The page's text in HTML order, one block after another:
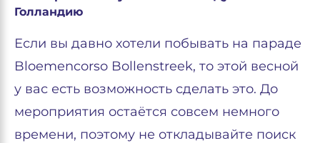
Голландию
Если вы давно хотели побывать на параде
Bloemencorso Bollenstreek, то этой весной
у вас есть возможность сделать это. До
мероприятия остаётся совсем немного
времени, поэтому не откладывайте поиск